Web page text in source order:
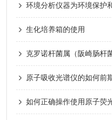
生化培养箱的使用
克罗诺杆菌属（阪崎肠杆
原子吸收光谱仪的如何前
如何正确操作使用原子荧